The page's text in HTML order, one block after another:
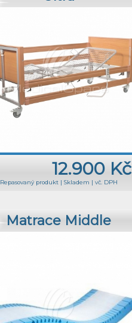
12.900 Kč
Repasovaný produkt | Skladem | vč. DPH
Matrace Middle